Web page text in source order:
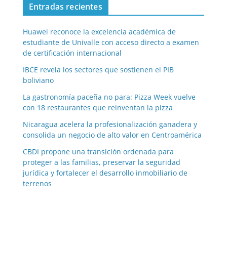
Entradas recientes
Huawei reconoce la excelencia académica de
estudiante de Univalle con acceso directo a examen
de certificación internacional
IBCE revela los sectores que sostienen el PIB
boliviano
La gastronomía paceña no para: Pizza Week vuelve
con 18 restaurantes que reinventan la pizza
Nicaragua acelera la profesionalización ganadera y
consolida un negocio de alto valor en Centroamérica
CBDI propone una transición ordenada para
proteger a las familias, preservar la seguridad
jurídica y fortalecer el desarrollo inmobiliario de
terrenos